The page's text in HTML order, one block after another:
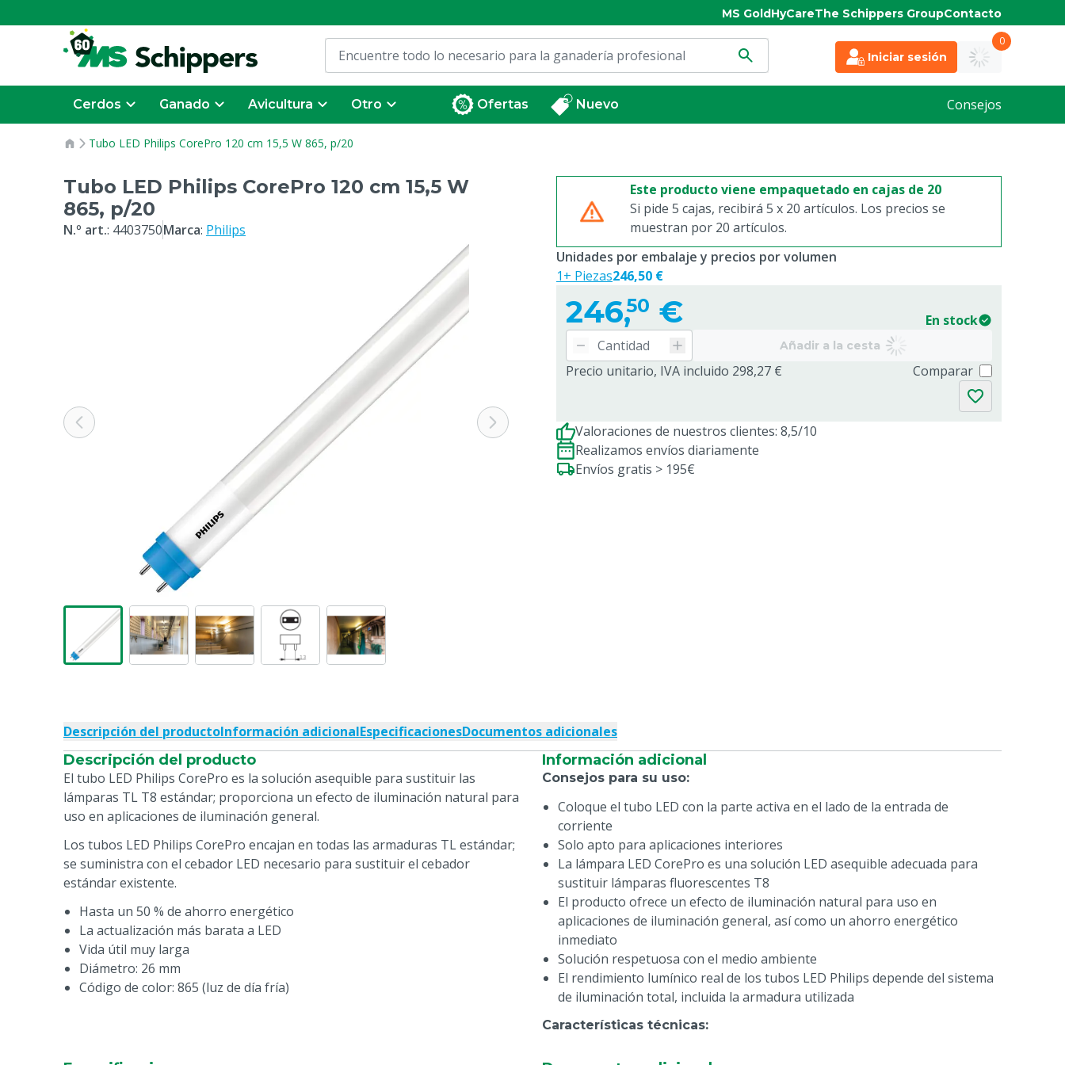
MS GoldHyCareThe Schippers GroupContacto
Iniciar sesión
0
Cerdos Ganado Avicultura Otro Ofertas Nuevo Consejos
Tubo LED Philips CorePro 120 cm 15,5 W 865, p/20
Tubo LED Philips CorePro 120 cm 15,5 W
865, p/20
N.º art.: 4403750Marca: Philips
Este producto viene empaquetado en cajas de 20
Si pide 5 cajas, recibirá 5 x 20 artículos. Los precios se
muestran por 20 artículos.
246,50 € En stock
Añadir a la cesta
Precio unitario, IVA incluido 298,27 € Comparar
Unidades por embalaje y precios por volumen
1+ Piezas246,50 €
Valoraciones de nuestros clientes: 8,5/10
Realizamos envíos diariamente
Envíos gratis > 195€
Descripción del productoInformación adicionalEspecificacionesDocumentos adicionales
Descripción del producto
El tubo LED Philips CorePro es la solución asequible para sustituir las
lámparas TL T8 estándar; proporciona un efecto de iluminación natural para
uso en aplicaciones de iluminación general.
Los tubos LED Philips CorePro encajan en todas las armaduras TL estándar;
se suministra con el cebador LED necesario para sustituir el cebador
estándar existente.
Hasta un 50 % de ahorro energético
La actualización más barata a LED
Vida útil muy larga
Diámetro: 26 mm
Código de color: 865 (luz de día fría)
Información adicional
Consejos para su uso:
Coloque el tubo LED con la parte activa en el lado de la entrada de
corriente
Solo apto para aplicaciones interiores
La lámpara LED CorePro es una solución LED asequible adecuada para
sustituir lámparas fluorescentes T8
El producto ofrece un efecto de iluminación natural para uso en
aplicaciones de iluminación general, así como un ahorro energético
inmediato
Solución respetuosa con el medio ambiente
El rendimiento lumínico real de los tubos LED Philips depende del sistema
de iluminación total, incluida la armadura utilizada
Características técnicas: